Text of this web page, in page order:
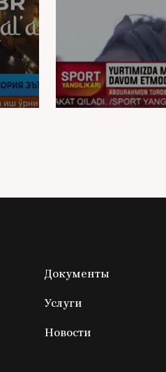
Документы
Услуги
Новости